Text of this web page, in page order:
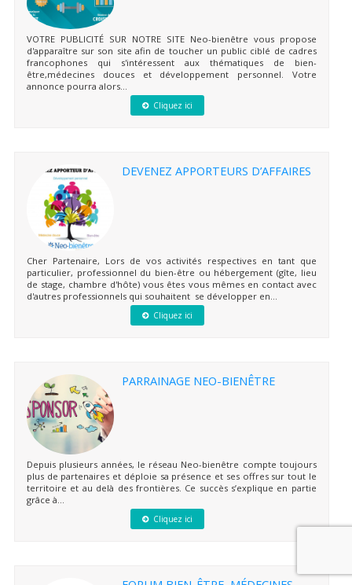
VOTRE PUBLICITÉ SUR NOTRE SITE Neo-bienêtre vous propose
d'apparaître sur son site afin de toucher un public ciblé de cadres
francophones qui s'intéressent aux thématiques de bien-
être,médecines douces et développement personnel. Votre
annonce pourra alors...
Cliquez ici
DEVENEZ APPORTEURS D’AFFAIRES
Cher Partenaire, Lors de vos activités respectives en tant que
particulier, professionnel du bien-être ou hébergement (gîte, lieu
de stage, chambre d'hôte) vous êtes vous mêmes en contact avec
d'autres professionnels qui souhaitent se développer en...
Cliquez ici
PARRAINAGE NEO-BIENÊTRE
Depuis plusieurs années, le réseau Neo-bienêtre compte toujours
plus de partenaires et déploie sa présence et ses offres sur tout le
territoire et au delà des frontières. Ce succès s’explique en partie
grâce à...
Cliquez ici